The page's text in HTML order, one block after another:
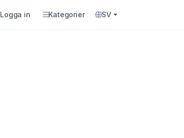
Logga in Kategorier SV